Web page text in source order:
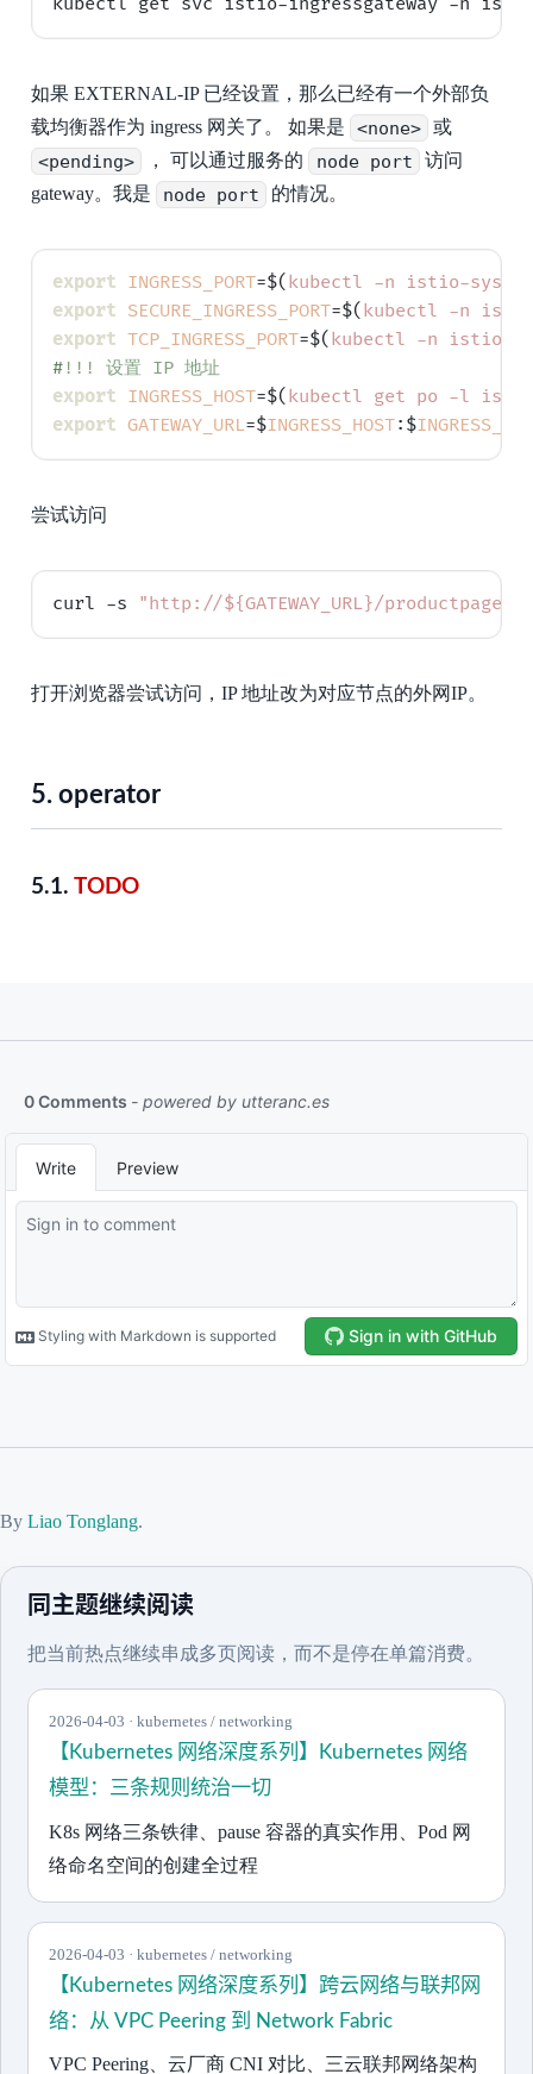
如果 EXTERNAL-IP 已经设置，那么已经有一个外部负
载均衡器作为 ingress 网关了。 如果是
<none> 或
<pending> ， 可以通过服务的 node port
访问
gateway。我是
node port 的情况。
export INGRESS_PORT=$( kubectl -n istio-
export SECURE_INGRESS_PORT=$( kubectl -n istio-
export TCP_INGRESS_PORT=$( kubectl -n istio-
#!!! 设置 IP 地址
export INGRESS_HOST=$( kubectl get po -l
export GATEWAY_URL=$INGRESS_HOST:$
尝试访问
curl -s "http://${GATEWAY_URL}/productpage"
打开浏览器尝试访问，IP 地址改为对应节点的外网IP。
5.operator
5.1. TODO
By Liao Tonglang.
同主题继续阅读
把当前热点继续串成多页阅读，而不是停在单篇消费。
2026-04-03 · kubernetes / networking
【Kubernetes 网络深度系列】Kubernetes 网络
模型：三条规则统治一切
K8s 网络三条铁律、pause 容器的真实作用、Pod 网
络命名空间的创建全过程
2026-04-03 · kubernetes / networking
【Kubernetes 网络深度系列】跨云网络与联邦网
络：从 VPC Peering 到 Network Fabric
VPC Peering、云厂商 CNI 对比、三云联邦网络架构